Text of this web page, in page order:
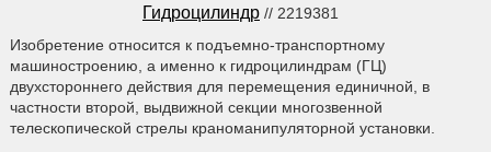
Гидроцилиндр // 2219381
Изобретение относится к подъемно-транспортному
машиностроению, а именно к гидроцилиндрам (ГЦ)
двухстороннего действия для перемещения единичной, в
частности второй, выдвижной секции многозвенной
телескопической стрелы краноманипуляторной установки.